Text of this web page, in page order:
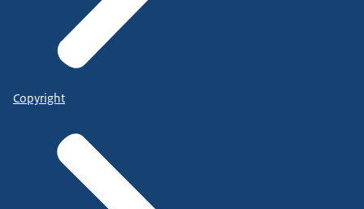
Copyright